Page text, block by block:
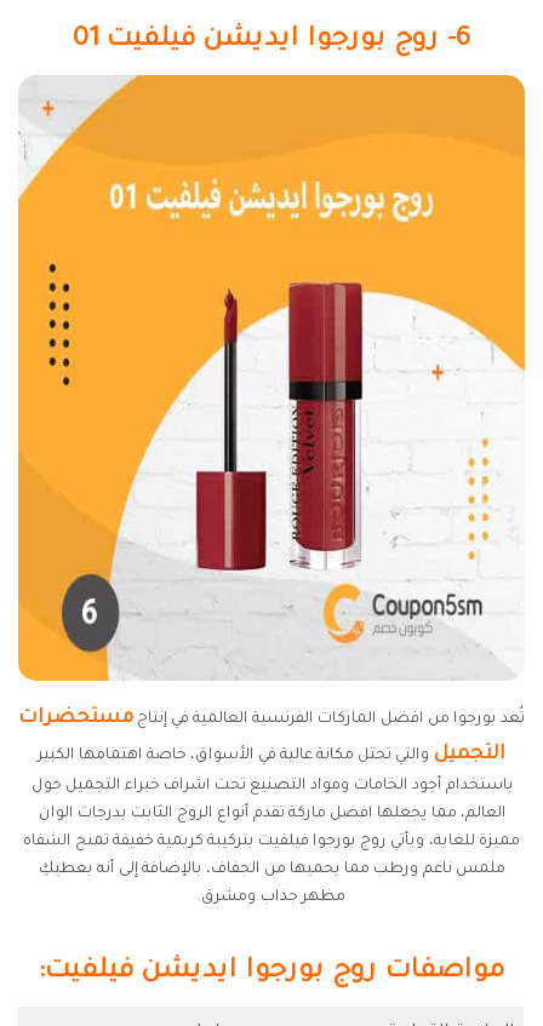
6- روج بورجوا ايديشن فيلفيت 01
تُعد بورجوا من افضل الماركات الفرنسية العالمية في إنتاج مستحضرات
التجميل والتي تحتل مكانة عالية في الأسواق، خاصة اهتمامها الكبير
باستخدام أجود الخامات ومواد التصنيع تحت اشراف خبراء التجميل حول
العالم، مما يجعلها افضل ماركة تقدم أنواع الروج الثابت بدرجات الوان
مميزة للغاية، ويأتي روج بورجوا فيلفيت بتركيبة كريمية خفيفة تمنح الشفاه
ملمس ناعم ورطب مما يحميها من الجفاف، بالإضافة إلى أنه يعطيكِ
مظهر جذاب ومشرق.
مواصفات روج بورجوا ايديشن فيلفيت: